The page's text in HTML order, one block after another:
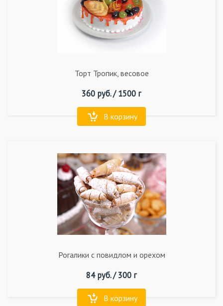
Торт Тропик, весовое
360 руб. /1500 г
В корзину
Рогалики с повидлом и орехом
84руб. /300 г
В корзину